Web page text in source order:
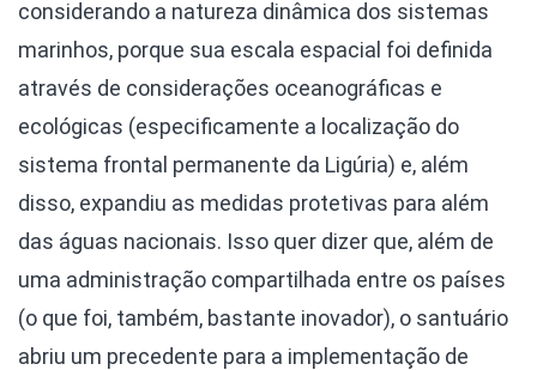
considerando a natureza dinâmica dos sistemas
marinhos, porque sua escala espacial foi definida
através de considerações oceanográficas e
ecológicas (especificamente a localização do
sistema frontal permanente da Ligúria) e, além
disso, expandiu as medidas protetivas para além
das águas nacionais. Isso quer dizer que, além de
uma administração compartilhada entre os países
(o que foi, também, bastante inovador), o santuário
abriu um precedente para a implementação de